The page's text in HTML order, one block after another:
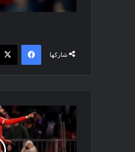
شاركها
فيسبوك
البوندسليغا:
بايرن
ميونيخ
يعود